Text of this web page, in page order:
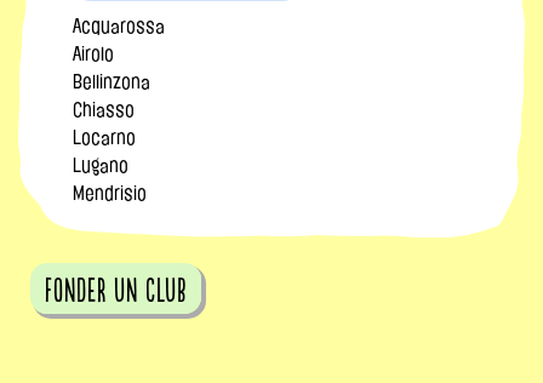
Acquarossa
Airolo
Bellinzona
Chiasso
Locarno
Lugano
Mendrisio
fonder un club